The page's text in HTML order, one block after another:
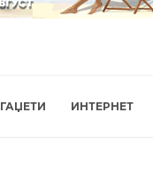
ГАЏЕТИ ИНТЕРНЕТ